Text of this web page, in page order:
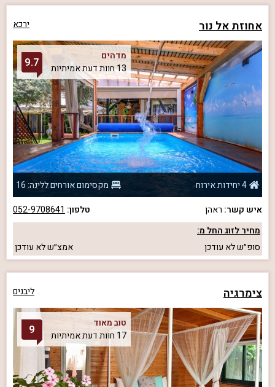
אחוזת אל נור ירכא
מדהים
13 חוות דעת אמיתיות
9.7
4 יחידות אירוח
מקסימום אורחים ללינה: 16
איש קשר: ראהן טלפון: 052-9708641
מחיר לזוג החל מ:
סופ״שלא עודכן אמצ״שלא עודכן
צימרגיה ליבנים
טוב מאוד
17 חוות דעת אמיתיות
9